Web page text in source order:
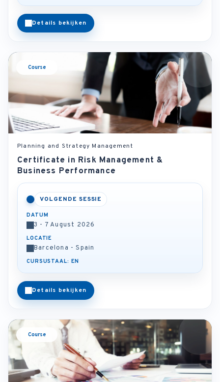
Details bekijken
Course
Planning and Strategy Management
Certificate in Risk Management &
Business Performance
VOLGENDE SESSIE
DATUM
3 - 7 August 2026
LOCATIE
Barcelona - Spain
CURSUSTAAL: EN
Details bekijken
Course